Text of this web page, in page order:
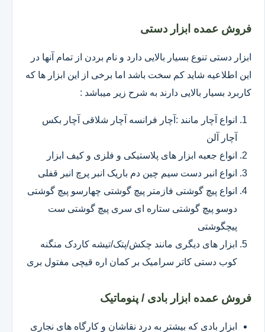
فروش عمده ابزار دستی
ابزار دستی تنوع بسیار بالایی دارد و نام بردن از تمام آنها در
این اطلاعیه شاید کم سخت باشد اما برخی از این ابزار ها که
کاربرد بسیار بالایی دارند به شرح زیر میباشد :
انواع آچار مانند :آچار فرانسه آچار شلاقی آچار بکس
آچار آلن
انواع جعبه ابزار های پلاستیکی و فلزی و کیف ابزار
انواع انبر دست سیم چین دم باریک انبر پرچ انبر قفلی
انواع پیچ گوشتی فازمتر پیچ گوشتی چهارسو پیچ گوشتی
دوسو پیچ گوشتی ستاره ای سری پیچ گوشتی ست
پیچگوشتی
ابزار های دیگری مانند چکش/پتک/تیشه کاردک منگنه
کوب دستی کاتر سرامیک بر کمان اره قیچی مفتول بری
فروش عمده ابزار بادی / پنوماتیک
ابزار بادی که بیشتر به درد نقاشان و کارگاه های نجاری